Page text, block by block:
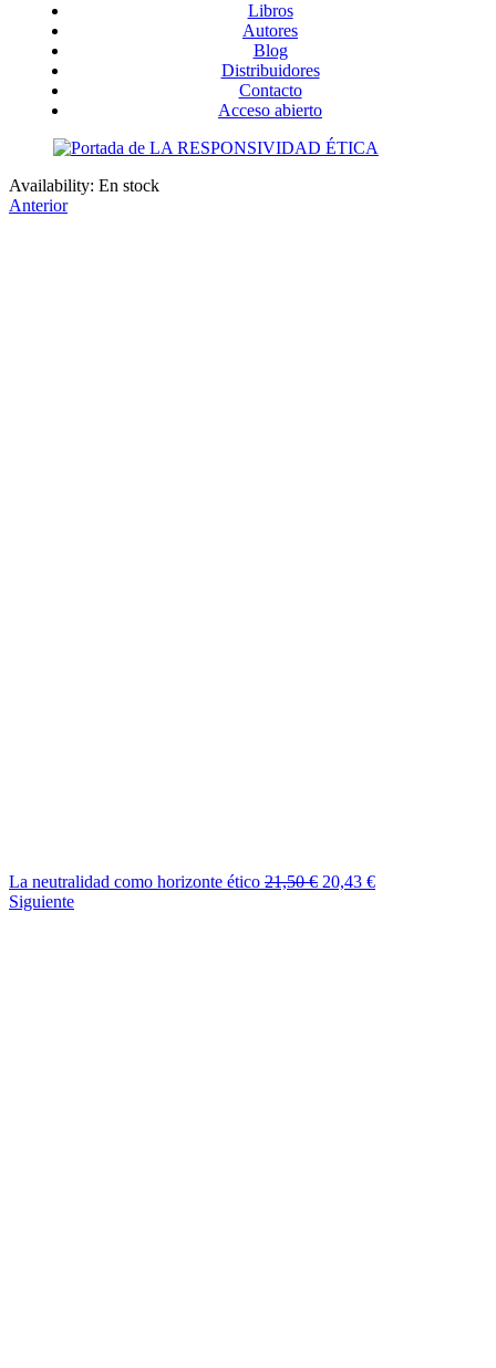
Libros
Autores
Blog
Distribuidores
Contacto
Acceso abierto
Availability: En stock
Anterior
La neutralidad como horizonte ético 21,50€ 20,43 €
Siguiente